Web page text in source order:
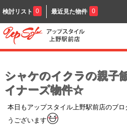
検討リスト 0 最近見た物件 0
シャケのイクラの親子
イナーズ物件☆
本日もアップスタイル上野駅前店のブ
うございます